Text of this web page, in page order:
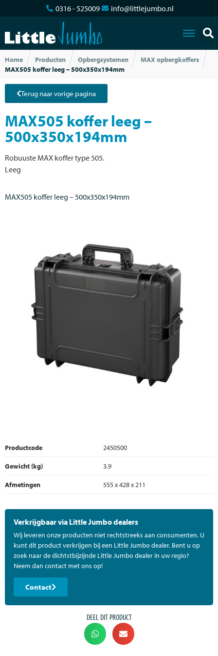
0316 - 525009 info@littlejumbo.nl
Home Producten Opbergsystemen
MAX opbergkoffers
MAX505 koffer leeg – 500x350x194mm
Terug naar vorige pagina
MAX505 koffer leeg –
500x350x194mm
Robuuste MAX koffer type 505.
Leeg
MAX505 koffer leeg – 500x350x194mm
Productcode
2450500
Gewicht (kg)
3.9
Afmetingen
555 x 428 x 211
Verkrijgbaar via Little Jumbo dealers
Wij leveren onze producten niet rechtstreeks aan consumenten. U
kunt dit product verkrijgen bij een Little Jumbo dealer. Bent u op
zoek naar de dichtstbijzijnde Little Jumbo dealer in uw regio?
Neem dan contact met ons op!
Contact
DEEL DIT PRODUCT